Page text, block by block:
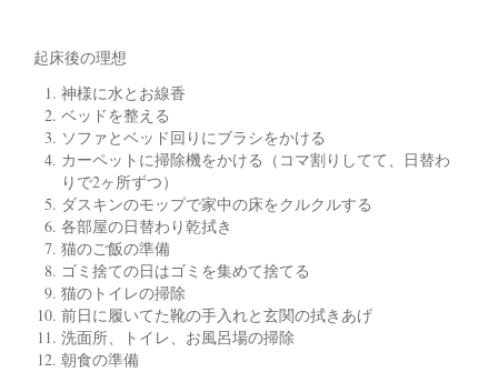
起床後の理想
神様に水とお線香
ベッドを整える
ソファとベッド回りにブラシをかける
カーペットに掃除機をかける（コマ割りしてて、日替わ
りで2ヶ所ずつ）
ダスキンのモップで家中の床をクルクルする
各部屋の日替わり乾拭き
猫のご飯の準備
ゴミ捨ての日はゴミを集めて捨てる
猫のトイレの掃除
前日に履いてた靴の手入れと玄関の拭きあげ
洗面所、トイレ、お風呂場の掃除
朝食の準備